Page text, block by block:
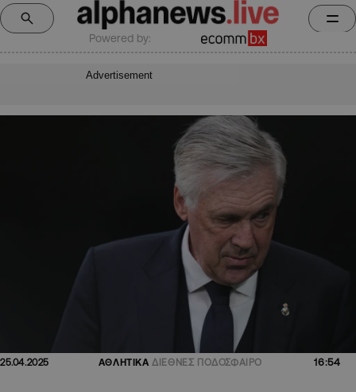
Powered by:
Advertisement
25.04.2025 ΑΘΛΗΤΙΚΑ ΔΙΕΘΝΕΣ ΠΟΔΟΣΦΑΙΡΟ 16:54